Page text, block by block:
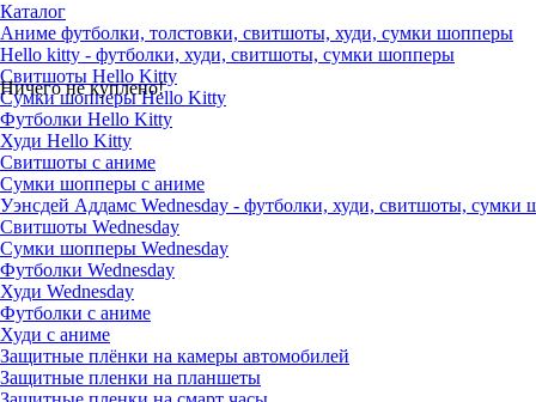
Ничего не куплено!
Каталог
Аниме футболки, толстовки, свитшоты, худи, сумки шопперы
Hello kitty - футболки, худи, свитшоты, сумки шопперы
Свитшоты Hello Kitty
Сумки шопперы Hello Kitty
Футболки Hello Kitty
Худи Hello Kitty
Свитшоты с аниме
Сумки шопперы с аниме
Уэнсдей Аддамс Wednesday - футболки, худи, свитшоты, сумки
Свитшоты Wednesday
Сумки шопперы Wednesday
Футболки Wednesday
Худи Wednesday
Футболки с аниме
Худи с аниме
Защитные плёнки на камеры автомобилей
Защитные пленки на планшеты